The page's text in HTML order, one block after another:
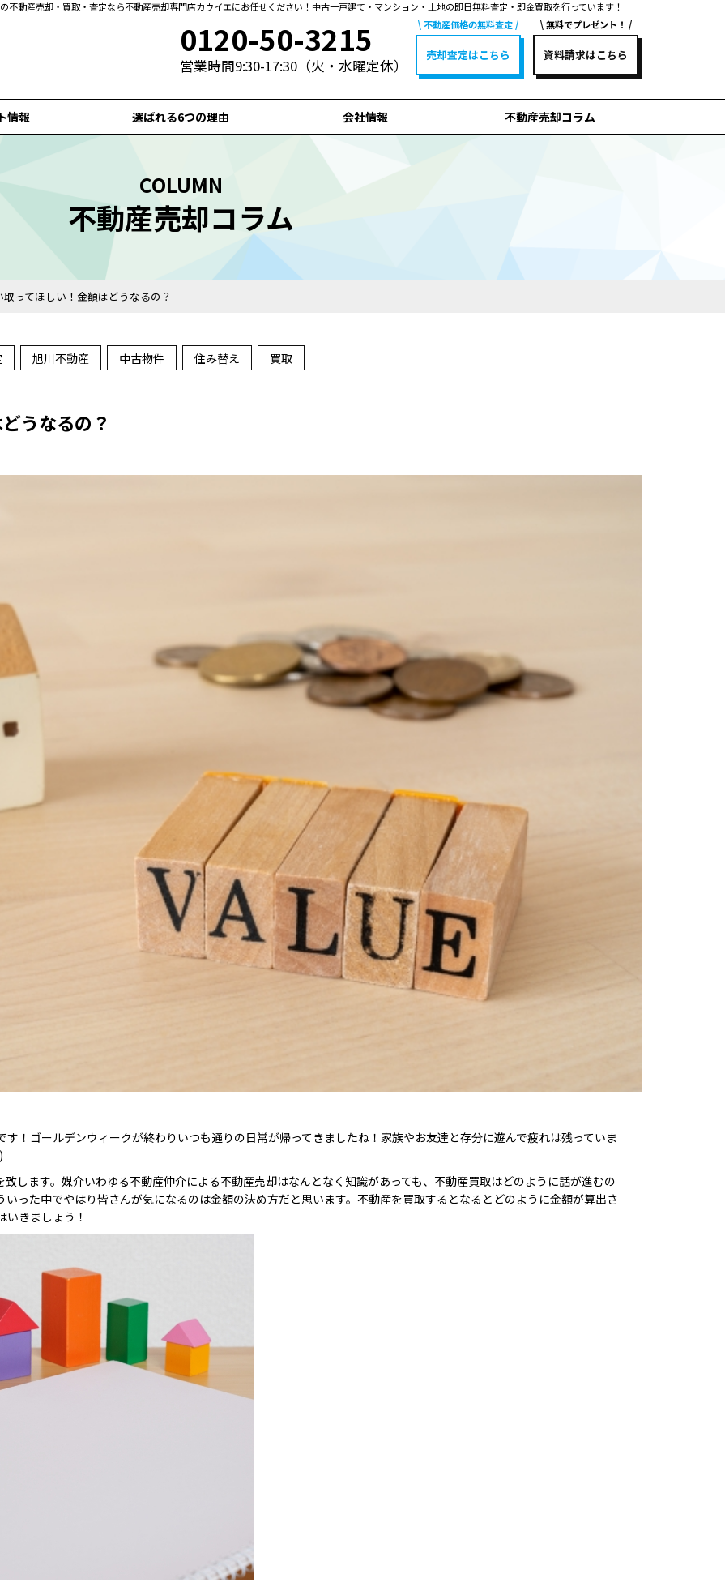
動産売却・買取・査定なら不動産売却専門店カウイエにお任せください！中古一戸建て・マンション・土地の即日無料査定・即金買取を行っています！
0120-50-3215
営業時間9:30-17:30（火・水曜定休）
不動産価格の無料査定
売却査定はこちら
無料でプレゼント！
資料請求はこちら
情報 選ばれる6つの理由 会社情報 不動産売却コラム
ってほしい！金額はどうなるの？
COLUMN
不動産売却コラム
旭川不動産 中古物件 住み替え 買取
うなるの？
！ゴールデンウィークが終わりいつも通りの日常が帰ってきましたね！家族やお友達と存分に遊んで疲れは残っていま
します。媒介いわゆる不動産仲介による不動産売却はなんとなく知識があっても、不動産買取はどのように話が進むの
った中でやはり皆さんが気になるのは金額の決め方だと思います。不動産を買取するとなるとどのように金額が算出さ
きましょう！